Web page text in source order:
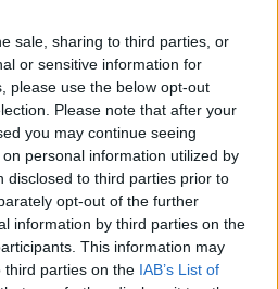
sale, sharing to third parties, or
or sensitive information for
please use the below opt-out
Please note that after your
you may continue seeing
personal information utilized by
disclosed to third parties prior to
opt-out of the further
information by third parties on the
This information may
third parties on the IAB’s List of